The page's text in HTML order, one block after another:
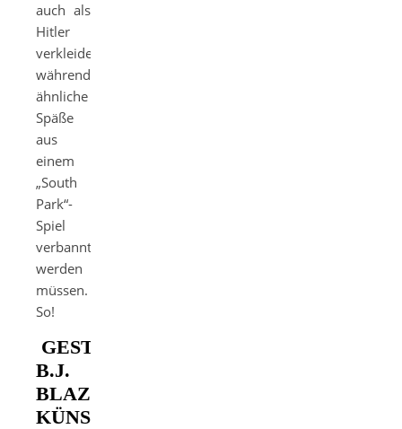
auch als
Hitler
verkleiden,
während
ähnliche
Späße
aus
einem
„South
Park“-
Spiel
verbannt
werden
müssen.
So!
GESTATTEN:
B.J.
BLAZKOWICZ,
KÜNSTLER!